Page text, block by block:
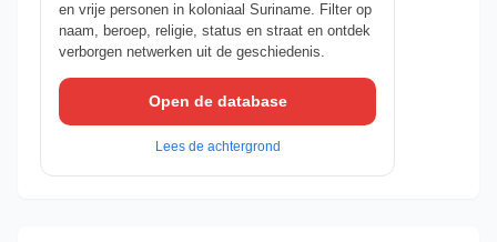
en vrije personen in koloniaal Suriname. Filter op
naam, beroep, religie, status en straat en ontdek
verborgen netwerken uit de geschiedenis.
Open de database
Lees de achtergrond